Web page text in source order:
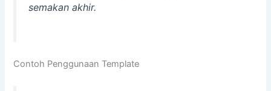
semakan akhir.
Contoh Penggunaan Template